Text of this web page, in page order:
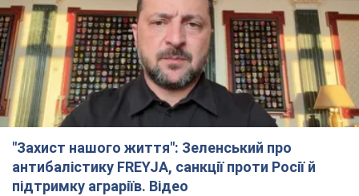
"Захист нашого життя": Зеленський про
антибалістику FREYJA, санкції проти Росії й
підтримку аграріїв. Відео